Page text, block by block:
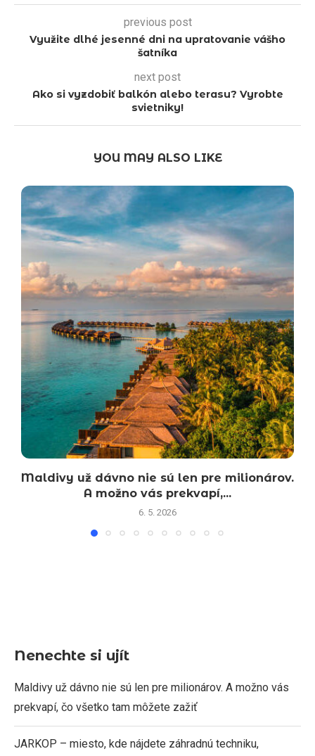
previous post
Využite dlhé jesenné dni na upratovanie vášho
šatníka
next post
Ako si vyzdobiť balkón alebo terasu? Vyrobte
svietniky!
YOU MAY ALSO LIKE
Maldivy už dávno nie sú len pre milionárov.
A možno vás prekvapí,...
6. 5. 2026
Nenechte si ujít
Maldivy už dávno nie sú len pre milionárov. A možno vás
prekvapí, čo všetko tam môžete zažiť
JARKOP – miesto, kde nájdete záhradnú techniku,